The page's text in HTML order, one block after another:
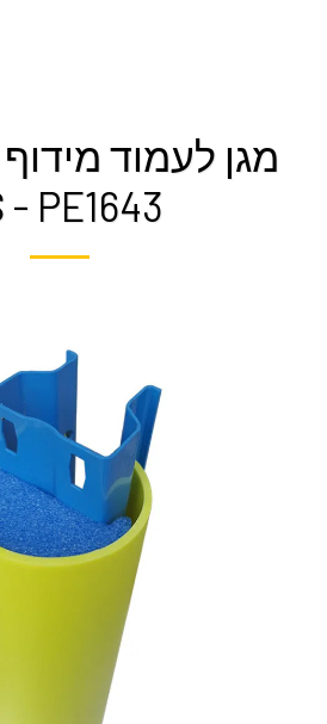
מגן לעמוד
- PE1643